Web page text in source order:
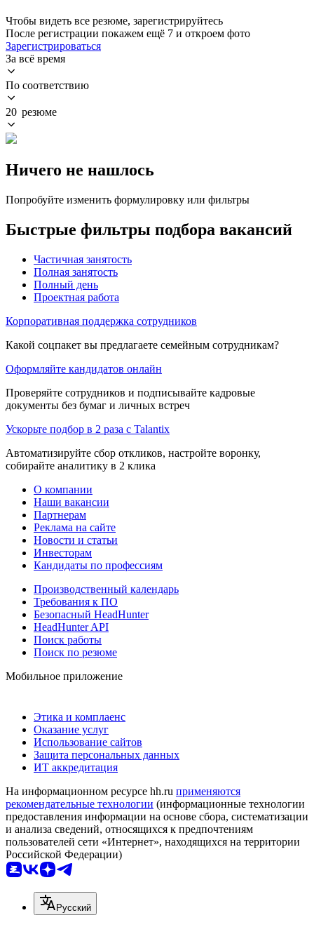
Чтобы видеть все резюме, зарегистрируйтесь
После регистрации покажем ещё 7 и откроем фото
Зарегистрироваться
За всё время
По соответствию
20 резюме
Ничего не нашлось
Попробуйте изменить формулировку или фильтры
Быстрые фильтры подбора вакансий
Частичная занятость
Полная занятость
Полный день
Проектная работа
Корпоративная поддержка сотрудников
Какой соцпакет вы предлагаете семейным сотрудникам?
Оформляйте кандидатов онлайн
Проверяйте сотрудников и подписывайте кадровые
документы без бумаг и личных встреч
Ускорьте подбор в 2 раза с Talantix
Автоматизируйте сбор откликов, настройте воронку,
собирайте аналитику в 2 клика
О компании
Наши вакансии
Партнерам
Реклама на сайте
Новости и статьи
Инвесторам
Кандидаты по профессиям
Производственный календарь
Требования к ПО
Безопасный HeadHunter
HeadHunter API
Поиск работы
Поиск по резюме
Мобильное приложение
Этика и комплаенс
Оказание услуг
Использование сайтов
Защита персональных данных
ИТ аккредитация
На информационном ресурсе hh.ru применяются
рекомендательные технологии (информационные технологии
предоставления информации на основе сбора, систематизации
и анализа сведений, относящихся к предпочтениям
пользователей сети «Интернет», находящихся на территории
Российской Федерации)
Русский